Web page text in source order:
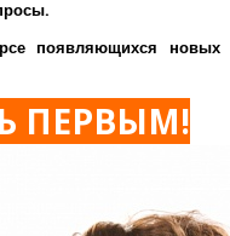
появляющихся новых
ПЕРВЫМ!